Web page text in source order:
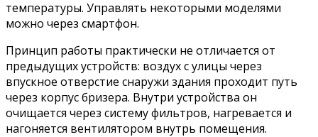
температуры. Управлять некоторыми моделями
можно через смартфон.
Принцип работы практически не отличается от
предыдущих устройств: воздух с улицы через
впускное отверстие снаружи здания проходит путь
через корпус бризера. Внутри устройства он
очищается через систему фильтров, нагревается и
нагоняется вентилятором внутрь помещения.